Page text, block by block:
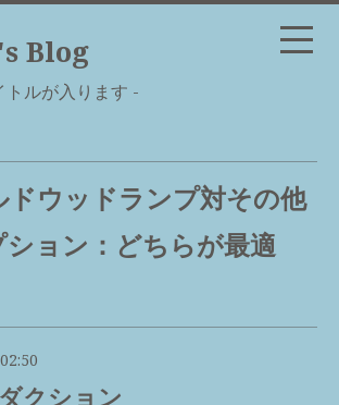
Blog
ルが入ります -
ウッドランプ対その他
ョン：どちらが最適
クション